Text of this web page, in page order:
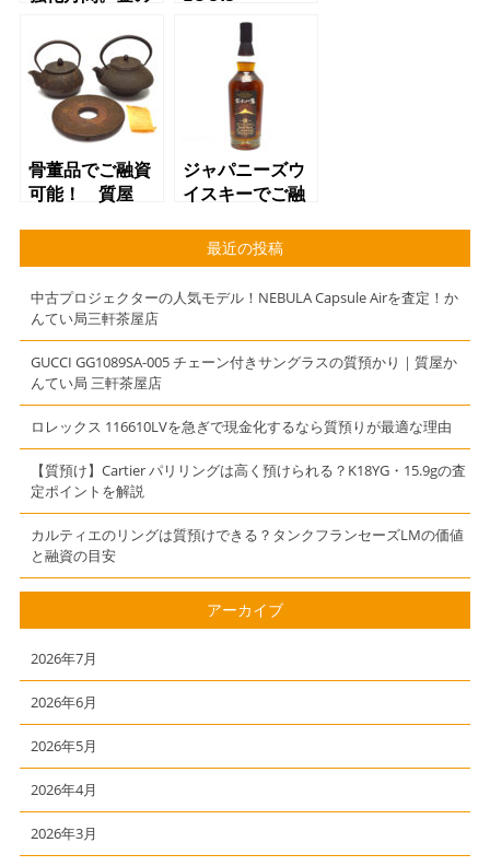
き、高額ご融資
キャンペーン
中！
VUITTON、
CHLOEなどの財
布、バッグ、雑
貨でも質をご利
用できます】
【即日融資可
能】
骨董品でご融資
可能！ 質屋
ジャパニーズウ
イスキーでご融
質屋 かんてい
局 三軒茶屋店
最近の投稿
中古プロジェクターの人気モデル！NEBULA Capsule Airを査定！か
んてい局三軒茶屋店
GUCCI GG1089SA-005 チェーン付きサングラスの質預かり｜質屋か
んてい局 三軒茶屋店
ロレックス 116610LVを急ぎで現金化するなら質預りが最適な理由
【質預け】Cartier パリリングは高く預けられる？K18YG・15.9gの査
定ポイントを解説
カルティエのリングは質預けできる？タンクフランセーズLMの価値
と融資の目安
アーカイブ
2026年7月
2026年6月
2026年5月
2026年4月
2026年3月